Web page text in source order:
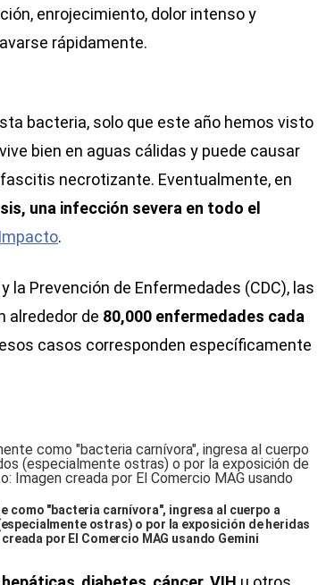
enrojecimiento, dolor intenso y
rápidamente.
bacteria, solo que este año hemos visto
bien en aguas cálidas y puede causar
necrotizante. Eventualmente, en
una infección severa en todo el
.
la Prevención de Enfermedades (CDC), las
alrededor de 80,000 enfermedades cada
casos corresponden específicamente
"bacteria carnívora", ingresa al cuerpo a
ostras) o por la exposición de heridas
por El Comercio MAG usando Gemini